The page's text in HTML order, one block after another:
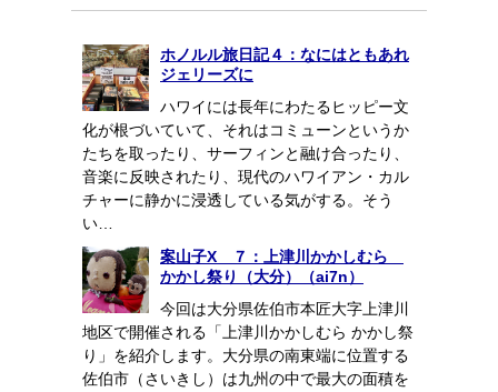
ホノルル旅日記４：なにはともあれ
ジェリーズに
ハワイには長年にわたるヒッピー文
化が根づいていて、それはコミューンというか
たちを取ったり、サーフィンと融け合ったり、
音楽に反映されたり、現代のハワイアン・カル
チャーに静かに浸透している気がする。そう
い…
案山子X ７：上津川かかしむら
かかし祭り（大分）（ai7n）
今回は大分県佐伯市本匠大字上津川
地区で開催される「上津川かかしむら かかし祭
り」を紹介します。大分県の南東端に位置する
佐伯市（さいきし）は九州の中で最大の面積を